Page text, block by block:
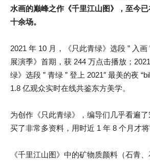
水画的巅峰之作《千里江山图》，至今
十余场。
2021 年 10 月，《只此青绿》选段 ” 入画
展演季》首期，获 244 万点击播放；
绿》选段 ” 青绿 ” 登上 2021″ 最美的夜
1.8 亿观众实时在线共鉴东方美学。
为创作《只此青绿》，编导们几乎看遍了
买了非常多资料，用时近 1 年 8 个月才将
《千里江山图》中的矿物质颜料（石青